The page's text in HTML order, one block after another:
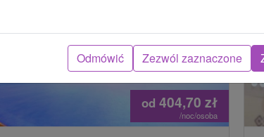
od 404,70zł
/noc/osoba
Odmówić Zezwól zaznaczone